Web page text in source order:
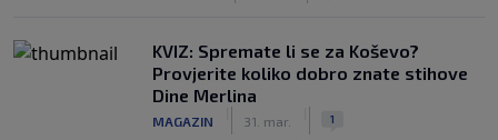
KVIZ: Spremate li se za Koševo?
Provjerite koliko dobro znate stihove
Dine Merlina
MAGAZIN 31. mar. 1